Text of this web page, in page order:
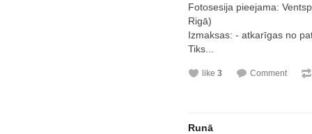
Fotosesija pieejama:
Rigā)
Izmaksas: - atkarīgas no
Tiks...
like 3 Comment
Runā